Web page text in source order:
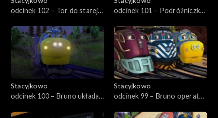
odcinek 102 – Tor do starej
odcinek 101 – Podróżniczka
Stacyjkowo
odcinek 100 – Bruno układa
Stacyjkowo
odcinek 99 – Bruno operator